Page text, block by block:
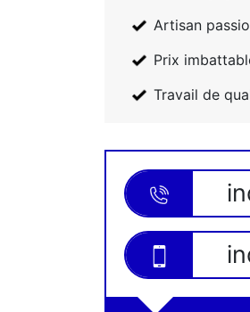
Artisan
Prix
Travail de